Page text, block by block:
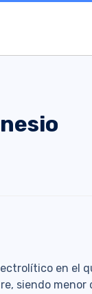
en el
siendo menor